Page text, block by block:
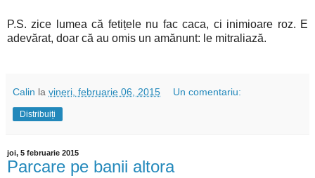
P.S. zice lumea că fetițele nu fac caca, ci inimioare roz. E
adevărat, doar că au omis un amănunt: le mitraliază.
Calin la vineri, februarie 06, 2015 Un comentariu:
Distribuiți
joi, 5 februarie 2015
Parcare pe banii altora